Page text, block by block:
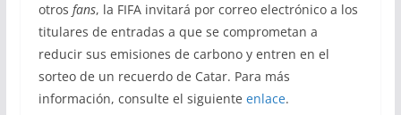
otros fans, la FIFA invitará por correo electrónico a los
titulares de entradas a que se comprometan a
reducir sus emisiones de carbono y entren en el
sorteo de un recuerdo de Catar. Para más
información, consulte el siguiente enlace.